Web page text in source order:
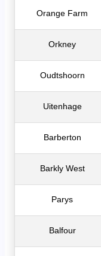
Orange Farm
Orkney
Oudtshoorn
Uitenhage
Barberton
Barkly West
Parys
Balfour